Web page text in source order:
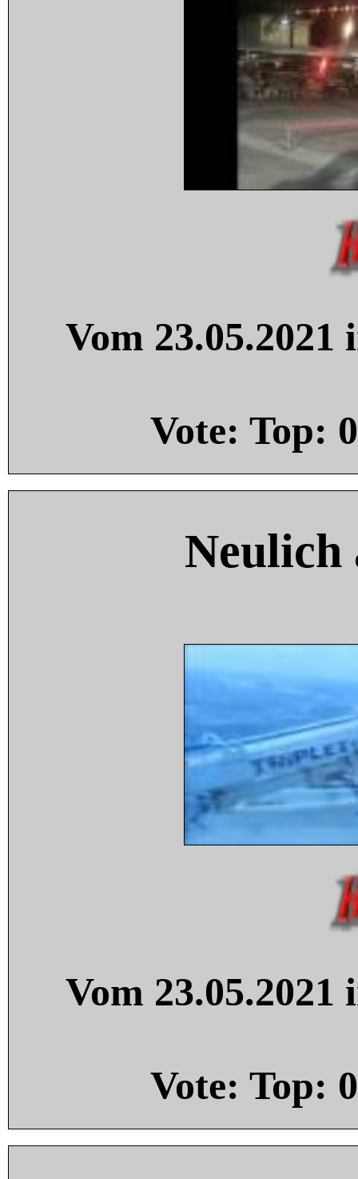
Vom
Vote: Top: 0
Neulich
Vom
Vote: Top: 0